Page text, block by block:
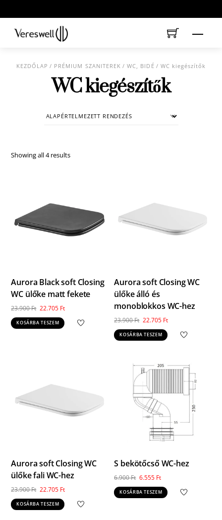
to
content
Menu
KEZDŐLAP / PRÉMIUM SZANITEREK /WC, BIDÉ/ WC kiegészítők
WC kiegészítők
Showing all 4 results
Aurora Black soft Closing
WC ülőke matt fekete
23.900Ft Original
price
was:
22.705 FtCurrent
price
KOSÁRBA TESZEM
Aurora soft Closing WC
ülőke álló és
monoblokkos WC-hez
23.900Ft Original
price
was:
22.705 FtCurrent
price
KOSÁRBA TESZEM
Aurora soft Closing WC
ülőke fali WC-hez
23.900Ft Original
price
was:
22.705 FtCurrent
price
KOSÁRBA TESZEM
S bekötőcső WC-hez
6.900Ft Original
price
was:
6.555 FtCurrent
price
is:
KOSÁRBA TESZEM